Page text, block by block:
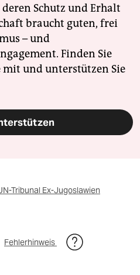
Schutz und Erhalt
braucht guten, frei
– und
Finden Sie
mit und unterstützen Sie
Tribunal Ex-Jugoslawien
Fehlerhinweis